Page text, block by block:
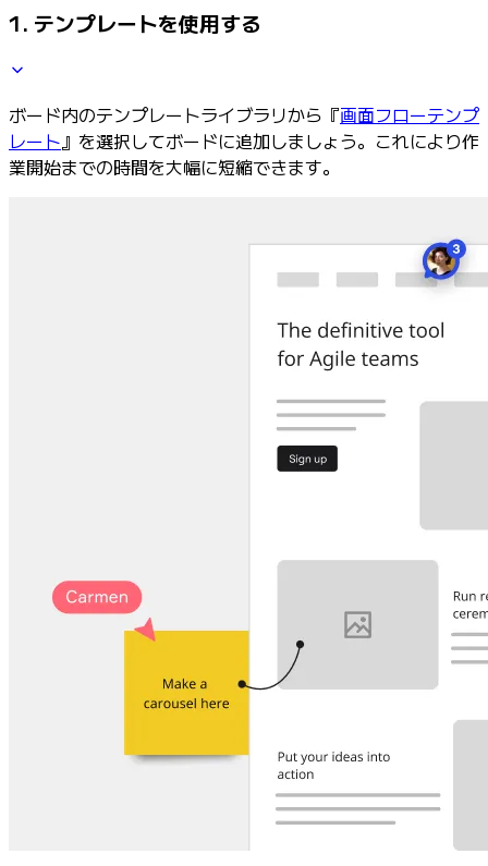
1. テンプレートを使用する
ボード内のテンプレートライブラリから『画面フローテンプ
レート』を選択してボードに追加しましょう。これにより作
業開始までの時間を大幅に短縮できます。